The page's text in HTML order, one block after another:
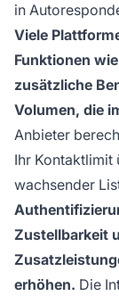
in
Viele
Funktionen
zusätzliche
Volumen, die
Anbieter
Ihr Kontaktlimit
wachsender
Zustellbarkeit
erhöhen. Die